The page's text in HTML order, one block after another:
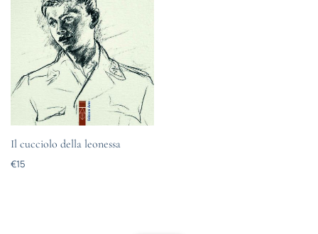
Il cucciolo della leonessa
€15